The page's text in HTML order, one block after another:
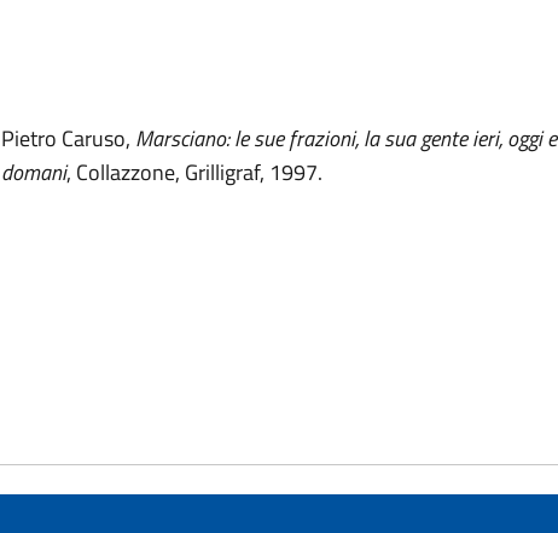
Pietro Caruso, Marsciano: le sue frazioni, la sua gente ieri, oggi e
domani, Collazzone, Grilligraf, 1997.